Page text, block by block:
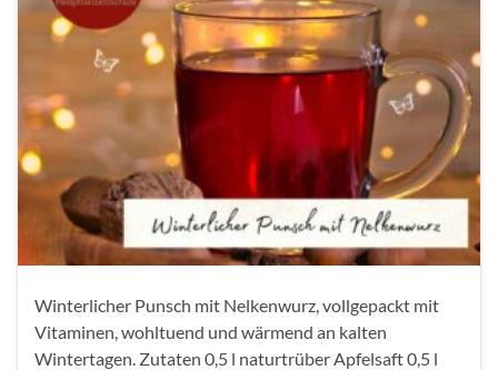
Winterlicher Punsch mit Nelkenwurz, vollgepackt mit
Vitaminen, wohltuend und wärmend an kalten
Wintertagen. Zutaten 0,5 l naturtrüber Apfelsaft 0,5 l